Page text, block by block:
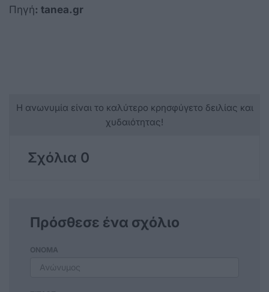
Πηγή: tanea.gr
Η ανωνυμία είναι το καλύτερο κρησφύγετο δειλίας και
χυδαιότητας!
Σχόλια 0
Πρόσθεσε ένα σχόλιο
ΟΝΟΜΑ